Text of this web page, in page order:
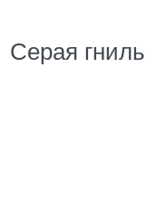
Серая гниль